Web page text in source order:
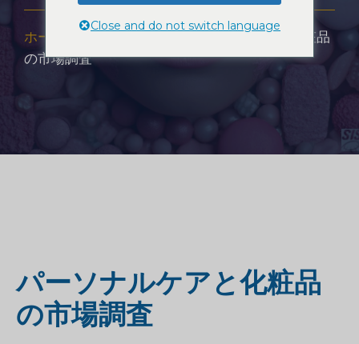
ホーム
パーソナルケアと化粧品
の市場調査
パーソナルケアと化粧品
の市場調査
Close and do not switch language